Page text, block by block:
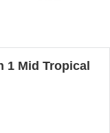
1 Mid Tropical